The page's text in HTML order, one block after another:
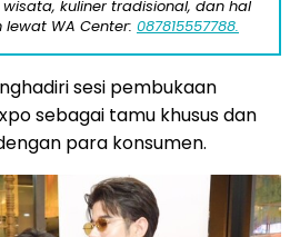
kuliner tradisional, dan hal
WA Center: 087815557788.
sesi pembukaan
sebagai tamu khusus dan
para konsumen.